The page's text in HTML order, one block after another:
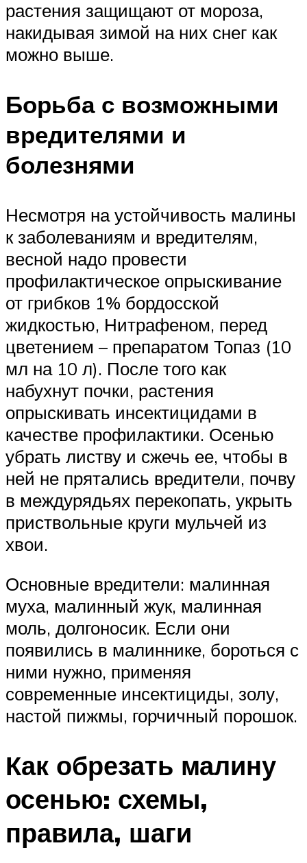
растения защищают от мороза,
накидывая зимой на них снег как
можно выше.
Борьба с возможными
вредителями и
болезнями
Несмотря на устойчивость малины
к заболеваниям и вредителям,
весной надо провести
профилактическое опрыскивание
от грибков 1% бордосской
жидкостью, Нитрафеном, перед
цветением – препаратом Топаз (10
мл на 10 л). После того как
набухнут почки, растения
опрыскивать инсектицидами в
качестве профилактики. Осенью
убрать листву и сжечь ее, чтобы в
ней не прятались вредители, почву
в междурядьях перекопать, укрыть
приствольные круги мульчей из
хвои.
Основные вредители: малинная
муха, малинный жук, малинная
моль, долгоносик. Если они
появились в малиннике, бороться с
ними нужно, применяя
современные инсектициды, золу,
настой пижмы, горчичный порошок.
Как обрезать малину
осенью: схемы,
правила, шаги